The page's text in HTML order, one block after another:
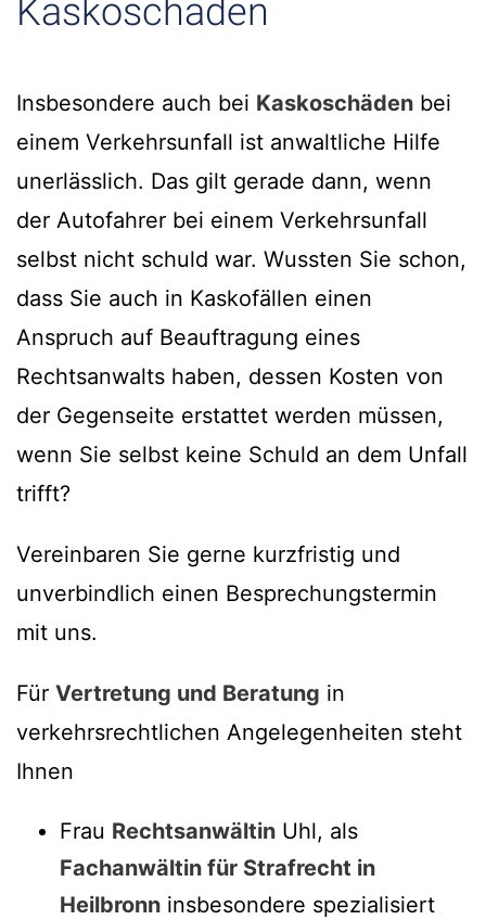
Kaskoschäden
Insbesondere auch bei Kaskoschäden bei
einem Verkehrsunfall ist anwaltliche Hilfe
unerlässlich. Das gilt gerade dann, wenn
der Autofahrer bei einem Verkehrsunfall
selbst nicht schuld war. Wussten Sie schon,
dass Sie auch in Kaskofällen einen
Anspruch auf Beauftragung eines
Rechtsanwalts haben, dessen Kosten von
der Gegenseite erstattet werden müssen,
wenn Sie selbst keine Schuld an dem Unfall
trifft?
Vereinbaren Sie gerne kurzfristig und
unverbindlich einen Besprechungstermin
mit uns.
Für Vertretung und Beratung in
verkehrsrechtlichen Angelegenheiten steht
Ihnen
Frau Rechtsanwältin Uhl, als
Fachanwältin für Strafrecht in
Heilbronn insbesondere spezialisiert